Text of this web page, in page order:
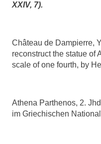
XXIV, 7).
Château de Dampierre,
reconstruct the statue of
scale of one fourth, by
Athena Parthenos, 2.
im Griechischen